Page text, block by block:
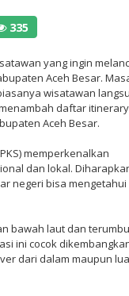
335
yang ingin
Aceh Besar.
wisatawan
daftar itinerary
Aceh Besar.
memperkenalkan
dan lokal.
negeri bisa mengetahui
bawah laut dan terumbu
ini cocok
dari dalam maupun